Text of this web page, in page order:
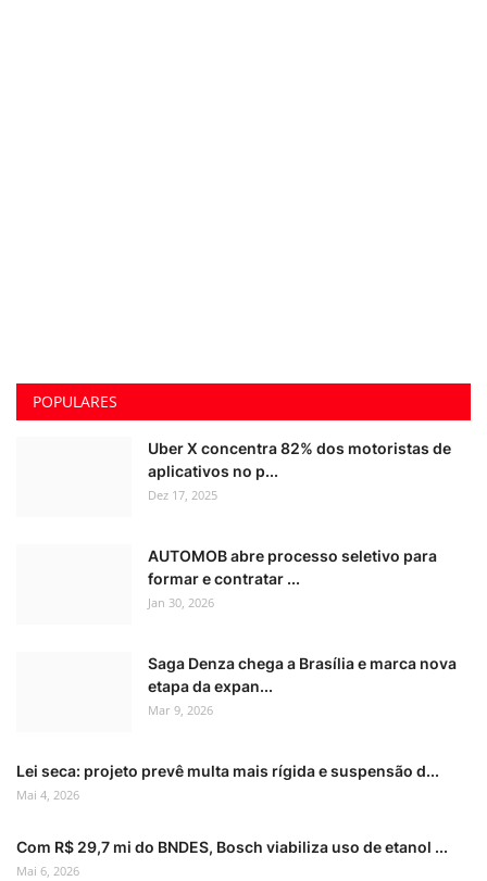
POPULARES
Uber X concentra 82% dos motoristas de
aplicativos no p...
Dez 17, 2025
AUTOMOB abre processo seletivo para
formar e contratar ...
Jan 30, 2026
Saga Denza chega a Brasília e marca nova
etapa da expan...
Mar 9, 2026
Lei seca: projeto prevê multa mais rígida e suspensão d...
Mai 4, 2026
Com R$ 29,7 mi do BNDES, Bosch viabiliza uso de etanol ...
Mai 6, 2026